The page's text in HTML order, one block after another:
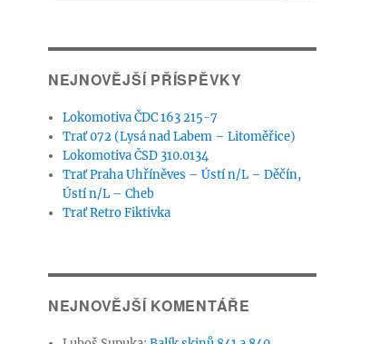
NEJNOVĚJŠÍ PŘÍSPĚVKY
Lokomotiva ČDC 163 215-7
Trať 072 (Lysá nad Labem – Litoměřice)
Lokomotiva ČSD 310.0134
Trať Praha Uhříněves – Ústí n/L – Děčín,
Ústí n/L – Cheb
Trať Retro Fiktivka
NEJNOVĚJŠÍ KOMENTÁŘE